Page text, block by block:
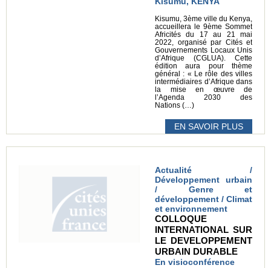
Kisumu, 3ème ville du Kenya,
accueillera le 9ème Sommet
Africités du 17 au 21 mai
2022, organisé par Cités et
Gouvernements Locaux Unis
d’Afrique (CGLUA). Cette
édition aura pour thème
général : « Le rôle des villes
intermédiaires d’Afrique dans
la mise en œuvre de
l’Agenda 2030 des
Nations (…)
EN SAVOIR PLUS
Actualité /
Développement urbain
/ Genre et
développement / Climat
et environnement
COLLOQUE
INTERNATIONAL SUR
LE DEVELOPPEMENT
URBAIN DURABLE
En visioconférence